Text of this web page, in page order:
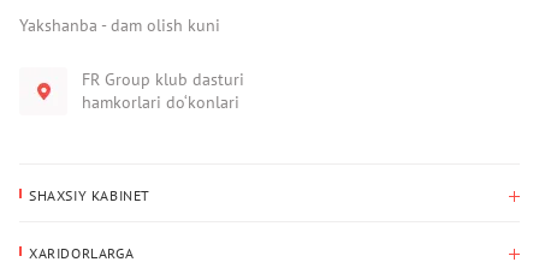
Yakshanba - dam olish kuni
FR Group klub dasturi
hamkorlari do‘konlari
SHAXSIY KABINET
XARIDORLARGA